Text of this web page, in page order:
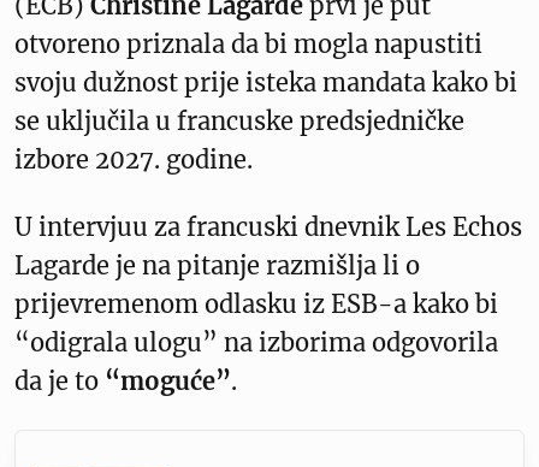
otvoreno priznala da bi mogla napustiti
svoju dužnost prije isteka mandata kako bi
se uključila u francuske predsjedničke
izbore 2027. godine.
U intervjuu za francuski dnevnik Les Echos
Lagarde je na pitanje razmišlja li o
prijevremenom odlasku iz ESB-a kako bi
“odigrala ulogu” na izborima odgovorila
da je to “moguće”.